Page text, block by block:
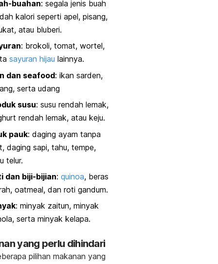
buahan: segala jenis buah
kalori seperti apel, pisang,
atau bluberi.
: brokoli, tomat, wortel,
sayuran hijau lainnya.
dan seafood: ikan sarden,
serta udang
susu: susu rendah lemak,
rendah lemak, atau keju.
pauk: daging ayam tanpa
daging sapi, tahu, tempe,
telur.
dan biji-bijian: quinoa, beras
oatmeal, dan roti gandum.
: minyak zaitun, minyak
serta minyak kelapa.
yang perlu dihindari
pilihan makanan yang